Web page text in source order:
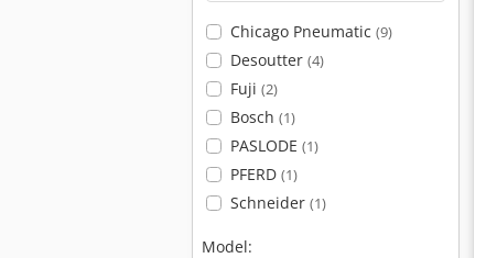
Chicago Pneumatic (9)
Desoutter (4)
Fuji (2)
Bosch (1)
PASLODE (1)
PFERD (1)
Schneider (1)
Model: